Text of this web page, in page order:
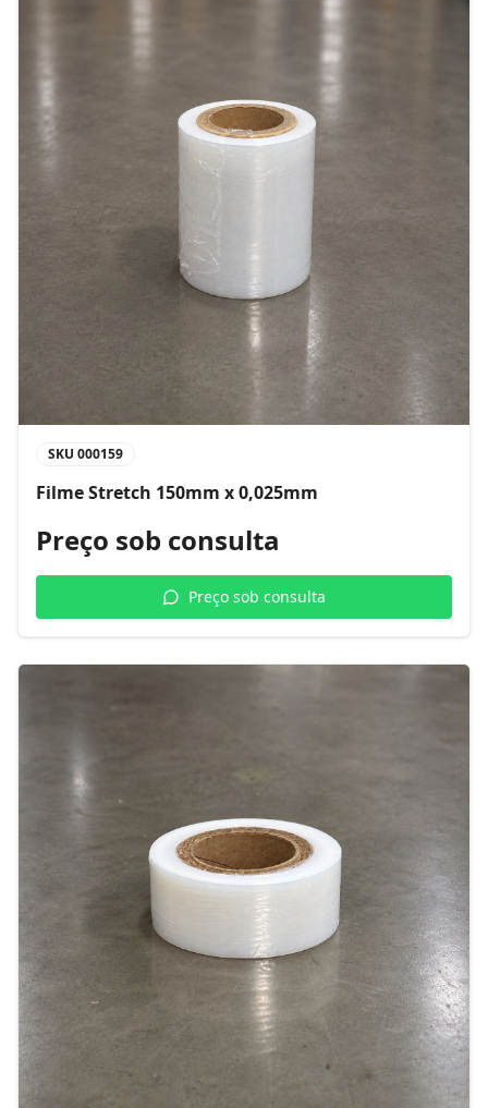
SKU 000159
Filme Stretch 150mm x 0,025mm
Preço sob consulta
Preço sob consulta